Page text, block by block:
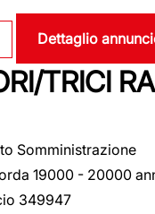
Dettaglio
TRICI
Somministrazione
19000 - 20000
349947